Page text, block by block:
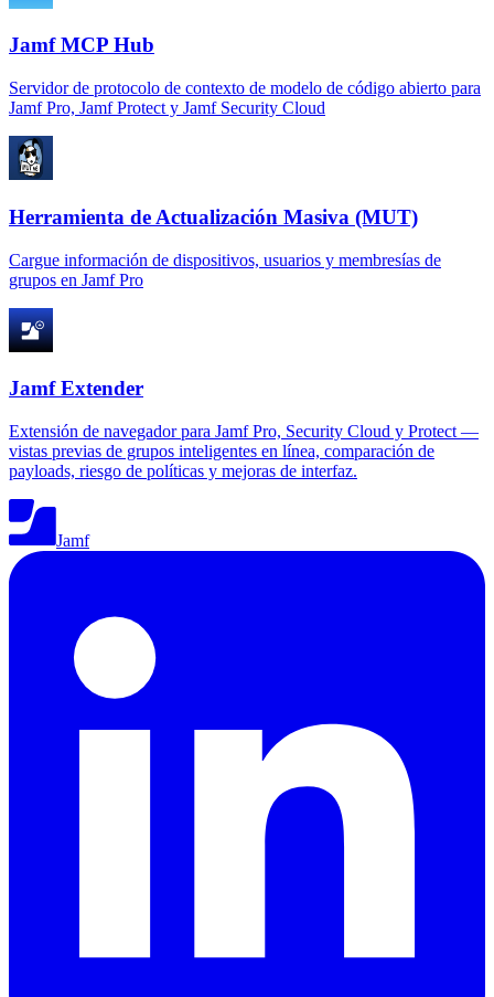
Jamf MCP Hub
Servidor de protocolo de contexto de modelo de código abierto para
Jamf Pro, Jamf Protect y Jamf Security Cloud
Herramienta de Actualización Masiva (MUT)
Cargue información de dispositivos, usuarios y membresías de
grupos en Jamf Pro
Jamf Extender
Extensión de navegador para Jamf Pro, Security Cloud y Protect —
vistas previas de grupos inteligentes en línea, comparación de
payloads, riesgo de políticas y mejoras de interfaz.
Jamf